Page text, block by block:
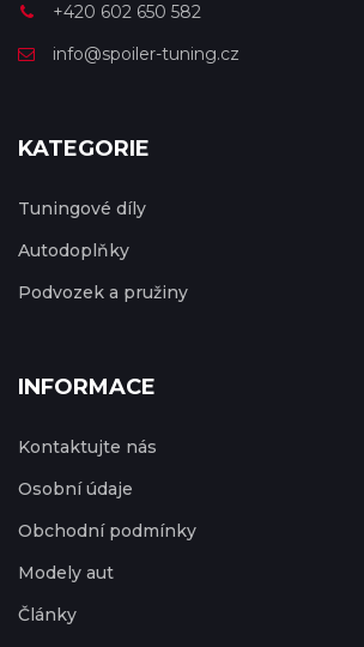
+420 602 650 582
info@spoiler-tuning.cz
KATEGORIE
Tuningové díly
Autodoplňky
Podvozek a pružiny
INFORMACE
Kontaktujte nás
Osobní údaje
Obchodní podmínky
Modely aut
Články